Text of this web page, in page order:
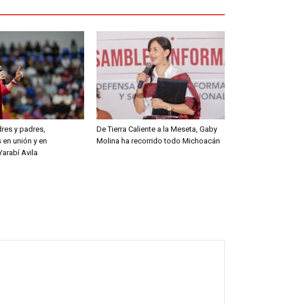
y padres,
unión y en
Avila
De Tierra Caliente a la Meseta, Gaby
Molina ha recorrido todo Michoacán